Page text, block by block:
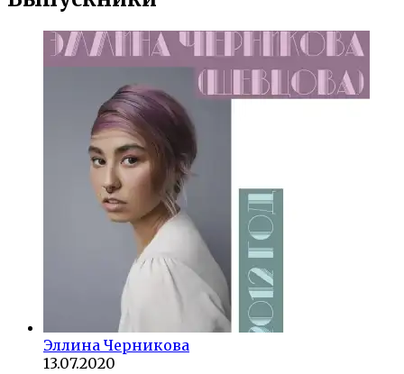
Эллина Черникова
13.07.2020